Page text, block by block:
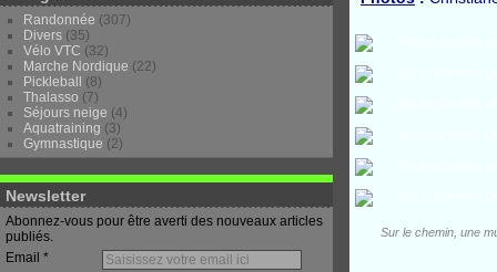
Randonnée (307)
Divers (35)
Vélo VTC (32)
Marche Nordique (22)
Pickleball
(8)
Thalasso (7)
Séjours neige (4)
Aquatraining (3)
Gymnastique (2)
Newsletter
Abonnez-vous pour être averti des nouveaux articles
publiés.
Email
Sur le chemin, une